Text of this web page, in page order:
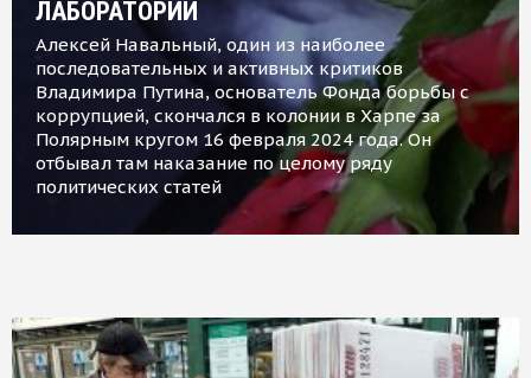
ЛАБОРАТОРИИ
Алексей Навальный, один из наиболее
последовательных и активных критиков
Владимира Путина, основатель Фонда борьбы с
коррупцией, скончался в колонии в Харпе за
Полярным кругом 16 февраля 2024 года. Он
отбывал там наказание по целому ряду
политических статей